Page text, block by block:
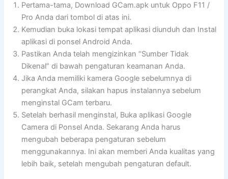
Pertama-tama, Download GCam.apk untuk Oppo F11 /
Pro Anda dari tombol di atas ini.
Kemudian buka lokasi tempat aplikasi diunduh dan Instal
aplikasi di ponsel Android Anda.
Pastikan Anda telah mengizinkan “Sumber Tidak
Dikenal” di bawah pengaturan keamanan Anda.
Jika Anda memiliki kamera Google sebelumnya di
perangkat Anda, silakan hapus instalannya sebelum
menginstal GCam terbaru.
Setelah berhasil menginstal, Buka aplikasi Google
Camera di Ponsel Anda. Sekarang Anda harus
mengubah beberapa pengaturan sebelum
menggunakannya. Ini akan memberi Anda kualitas yang
lebih baik, setelah mengubah pengaturan default.